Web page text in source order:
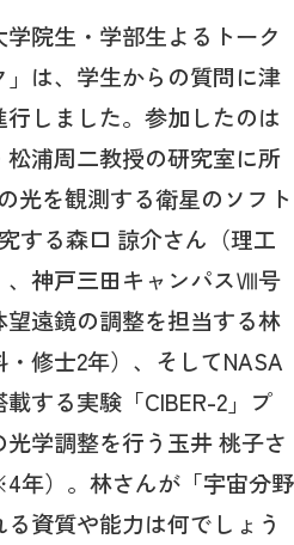
院生・学部生よるトーク
は、学生からの質問に津
しました。参加したのは
浦周二教授の研究室に所
光を観測する衛星のソフト
する森口 諒介さん（理工
、神戸三田キャンパスⅧ号
遠鏡の調整を担当する林
修士2年）、そしてNASA
する実験「CIBER-2」プ
学調整を行う玉井 桃子さ
年）。林さんが「宇宙分野
資質や能力は何でしょう